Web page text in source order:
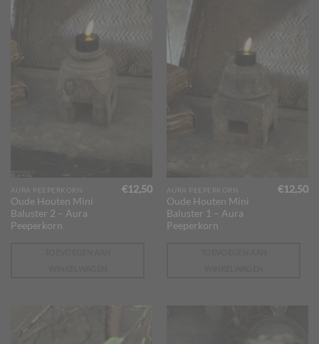
AURA PEEPERKORN
Oude Houten Mini
Baluster 2 – Aura
Peeperkorn
€12,50 AURA PEEPERKORN
Oude Houten Mini
Baluster 1 – Aura
Peeperkorn
€12,50